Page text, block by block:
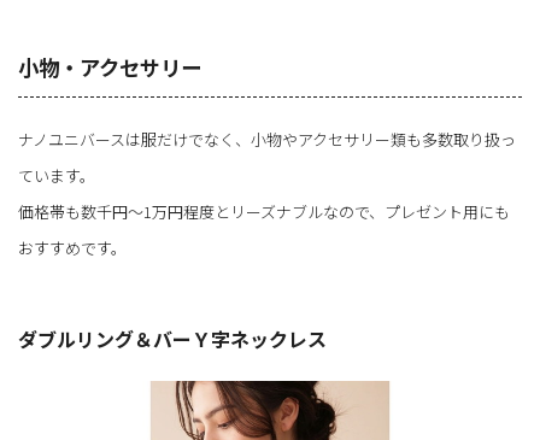
小物・アクセサリー
ナノユニバースは服だけでなく、小物やアクセサリー類も多数取り扱っ
ています。
価格帯も数千円～1万円程度とリーズナブルなので、プレゼント用にも
おすすめです。
ダブルリング＆バーＹ字ネックレス